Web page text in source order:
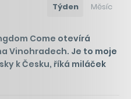
Týden Měsíc
Come otevírá
Vinohradech. Je to moje
k Česku, říká miláček